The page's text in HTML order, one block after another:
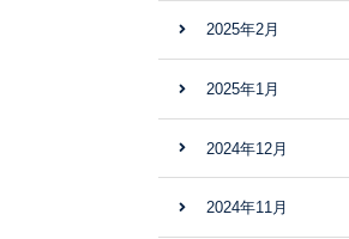
2025年2月
2025年1月
2024年12月
2024年11月